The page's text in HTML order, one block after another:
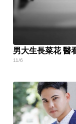
男大生長菜花 醫
11/6